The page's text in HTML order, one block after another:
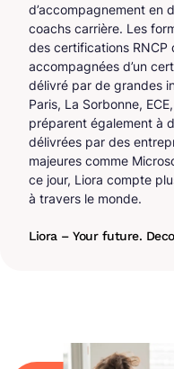
d’accompagnement en
coachs carrière. Les
des certifications RNCP
accompagnées d’un
délivré par de grandes
Paris, La Sorbonne,
préparent également à
délivrées par des
majeures comme
ce jour, Liora compte
à travers le monde.
Liora – Your future.